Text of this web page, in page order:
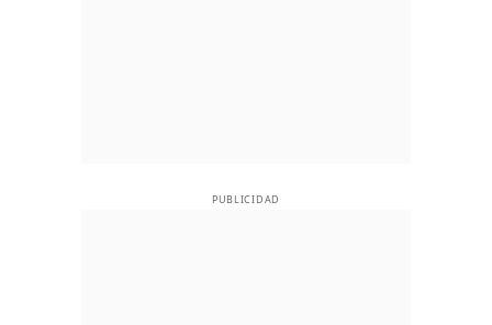
PUBLICIDAD